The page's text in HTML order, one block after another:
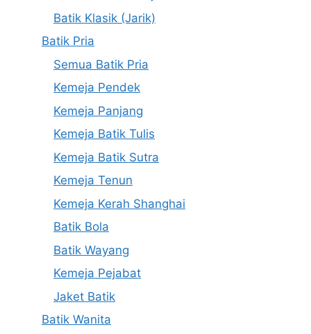
Batik Klasik (Jarik)
Batik Pria
Semua Batik Pria
Kemeja Pendek
Kemeja Panjang
Kemeja Batik Tulis
Kemeja Batik Sutra
Kemeja Tenun
Kemeja Kerah Shanghai
Batik Bola
Batik Wayang
Kemeja Pejabat
Jaket Batik
Batik Wanita